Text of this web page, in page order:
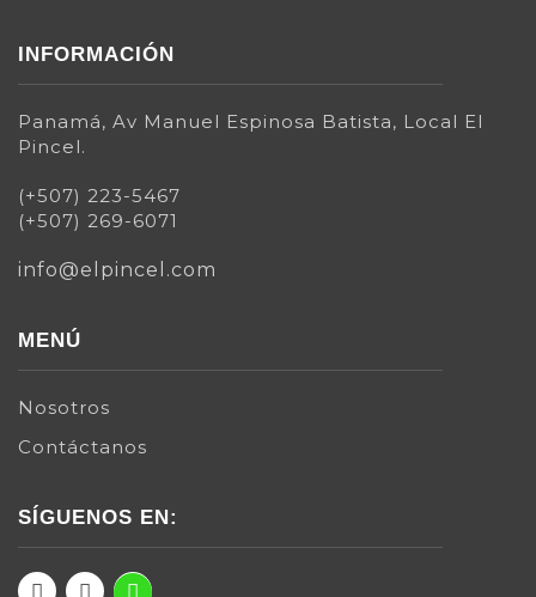
INFORMACIÓN
Panamá, Av Manuel Espinosa Batista, Local El
Pincel.
(+507) 223-5467
(+507) 269-6071
info@elpincel.com
MENÚ
Nosotros
Contáctanos
SÍGUENOS EN: